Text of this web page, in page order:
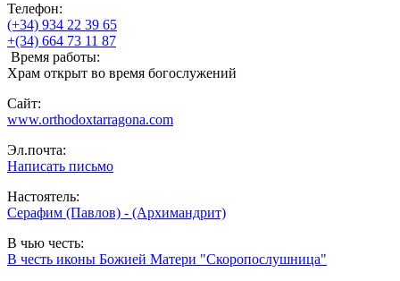
Телефон:
(+34) 934 22 39 65
+(34) 664 73 11 87
Время работы:
Храм открыт во время богослужений
Сайт:
www.orthodoxtarragona.com
Эл.почта:
Написать письмо
Настоятель:
Серафим (Павлов) - (Архимандрит)
В чью честь:
В честь иконы Божией Матери "Скоропослушница"